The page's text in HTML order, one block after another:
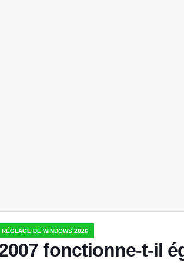
RÉGLAGE DE WINDOWS 2026
fonctionne-t-il